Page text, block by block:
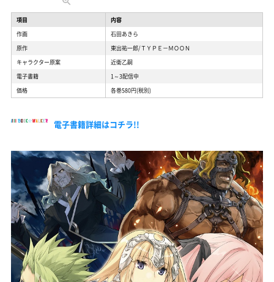
項目
内容
作画
石田あきら
原作
東出祐一郎/ＴＹＰＥ－ＭＯＯＮ
キャラクター原案
近衛乙嗣
電子書籍
1～3配信中
価格
各巻580円(税別)
電子書籍詳細はコチラ!!